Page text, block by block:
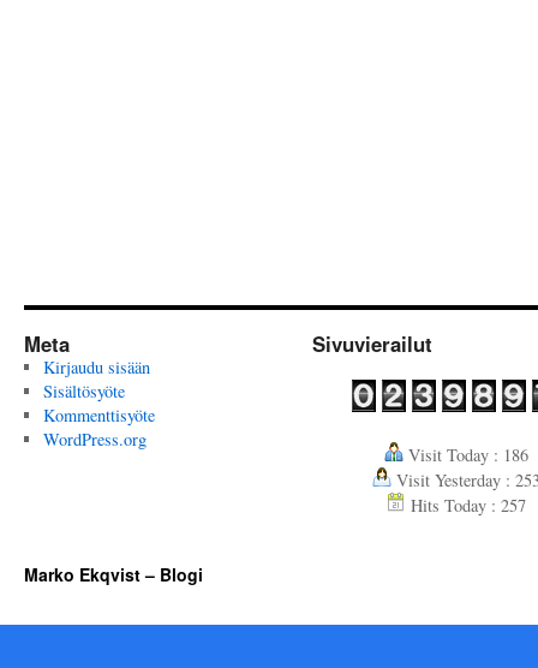
Meta
Kirjaudu sisään
Sisältösyöte
Kommenttisyöte
WordPress.org
Sivuvierailut
Visit Today : 186
Visit Yesterday :
Hits Today : 257
Marko Ekqvist – Blogi